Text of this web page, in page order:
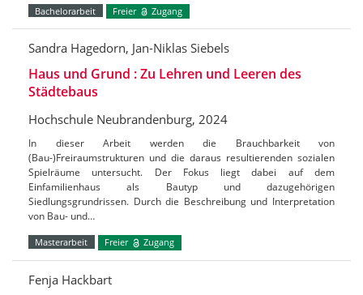
Bachelorarbeit Freier Zugang
Sandra Hagedorn, Jan-Niklas Siebels
Haus und Grund : Zu Lehren und Leeren des
Städtebaus
Hochschule Neubrandenburg, 2024
In dieser Arbeit werden die Brauchbarkeit von
(Bau-)Freiraumstrukturen und die daraus resultierenden sozialen
Spielräume untersucht. Der Fokus liegt dabei auf dem
Einfamilienhaus als Bautyp und dazugehörigen
Siedlungsgrundrissen. Durch die Beschreibung und Interpretation
von Bau- und…
Masterarbeit Freier Zugang
Fenja Hackbart